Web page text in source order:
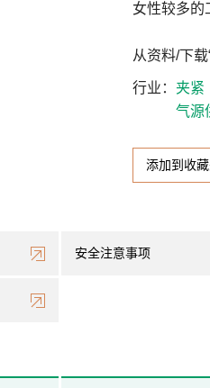
女性较多的
从资料/下
行业 夹紧
气源
添加到收
安全注意事项